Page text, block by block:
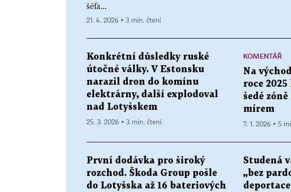
šéfa...
21. 4. 2026 ▪ 3 min. čtení
Konkrétní důsledky ruské
útočné války. V Estonsku
narazil dron do komínu
elektrárny, další explodoval
nad Lotyšskem
25. 3. 2026 ▪ 3 min. čtení
KOMENTÁŘ
Na
roce
šedé
mírem
7. 1. 2026 ▪ 5
První dodávka pro široký
rozchod. Škoda Group pošle
do Lotyšska až 16 bateriových
Studená
„bez